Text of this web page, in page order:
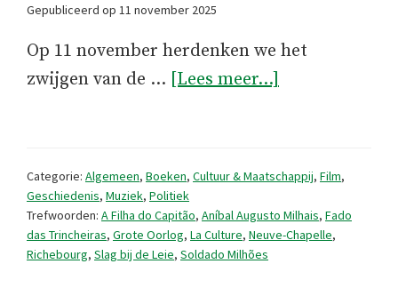
Gepubliceerd op 11 november 2025
Op 11 november herdenken we het
zwijgen van de … [Lees meer...]
de
Grote
Categorie: Algemeen, Boeken, Cultuur & Maatschappij, Film,
Geschiedenis, Muziek, Politiek
Trefwoorden: A Filha do Capitão, Aníbal Augusto Milhais, Fado
das Trincheiras, Grote Oorlog, La Culture, Neuve-Chapelle,
Richebourg, Slag bij de Leie, Soldado Milhões